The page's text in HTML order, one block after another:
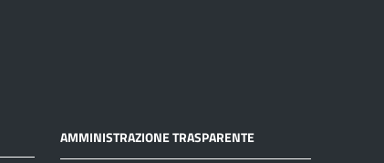
AMMINISTRAZIONE TRASPARENTE